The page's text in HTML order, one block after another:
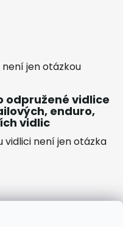
jen otázkou
odpružené vidlice
enduro,
vidlic
není jen otázka